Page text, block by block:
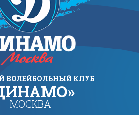
ВОЛЕЙБОЛЬНЫЙ КЛУБ
МОСКВА